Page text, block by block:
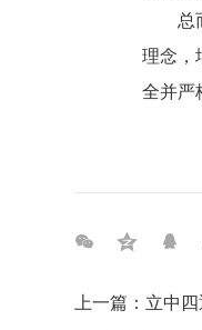
总
理念，
全并严
上一篇：立中